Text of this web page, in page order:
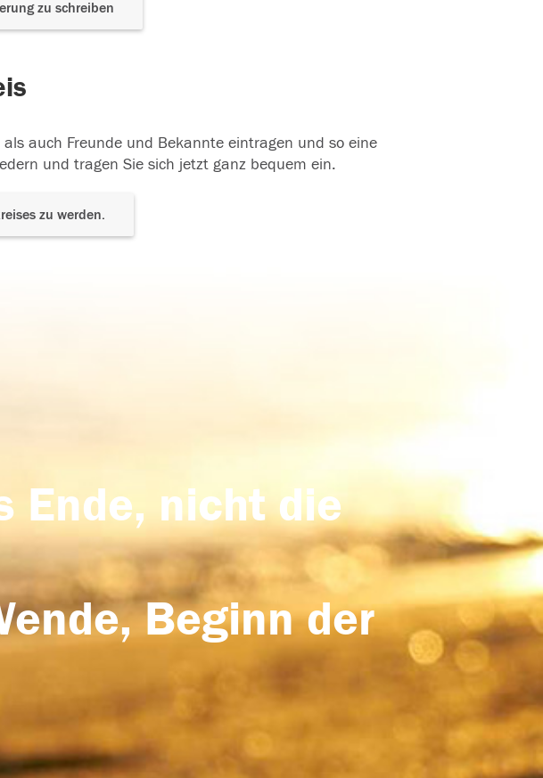
zu schreiben
auch Freunde und Bekannte eintragen und so eine
und tragen Sie sich jetzt ganz bequem ein.
zu werden.
Ende, nicht die
Beginn der